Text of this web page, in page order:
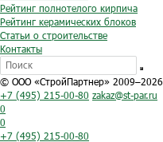
Рейтинг полнотелого кирпича
Рейтинг керамических блоков
Статьи о строительстве
Контакты
© ООО «СтройПартнер» 2009–2026
+7 (495) 215-00-80 zakaz@st-par.ru
0
0
+7 (495) 215-00-80